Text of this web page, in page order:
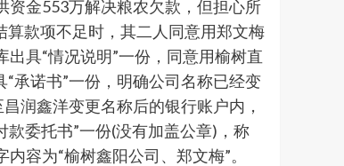
资金553万解决粮农欠款，但担心所
款项不足时，其二人同意用郑文梅
具“情况说明”一份，同意用榆树直
承诺书”一份，明确公司名称已经变
润鑫洋变更名称后的银行账户内，
委托书”一份(没有加盖公章)，称
容为“榆树鑫阳公司、郑文梅”。